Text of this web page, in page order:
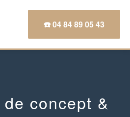
☎️ 04 84 89 05 43
concept &